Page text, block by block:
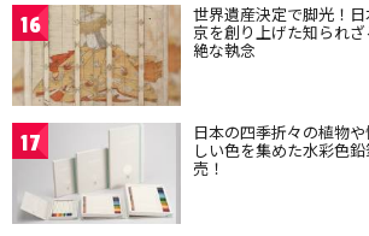
16 世界遺産決定で脚光！
京を創り上げた知られ
絶な執念
17 日本の四季折々の植物
しい色を集めた水彩色
売！